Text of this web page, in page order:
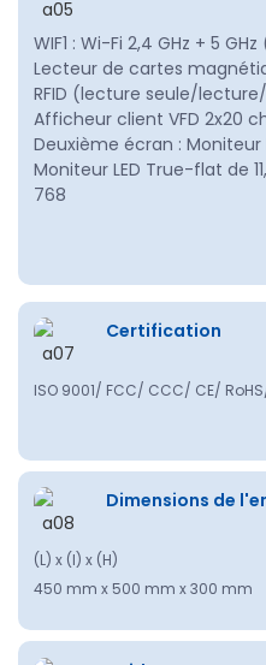
WIF1 : Wi-Fi 2,4 GHz + 5
Lecteur de cartes
RFID (lecture seule/
Afficheur client VFD 2x20
Deuxième écran : Moniteur
Moniteur LED True-flat de
768
Certification
ISO 9001/ FCC/ CCC/ CE/
Dimensions de
(L) x (l) x (H)
450 mm x 500 mm x 300 mm